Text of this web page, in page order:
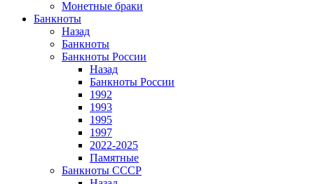
Монетные браки
Банкноты
Назад
Банкноты
Банкноты России
Назад
Банкноты России
1992
1993
1995
1997
2022-2025
Памятные
Банкноты СССР